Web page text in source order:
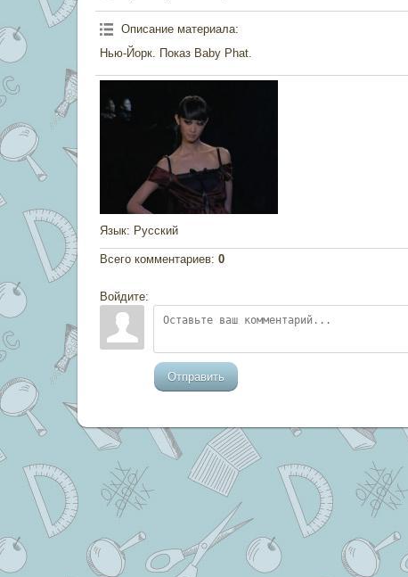
Описание материала:
Нью-Йорк. Показ Baby Phat.
Язык: Русский
Всего комментариев: 0
Войдите:
Отправить